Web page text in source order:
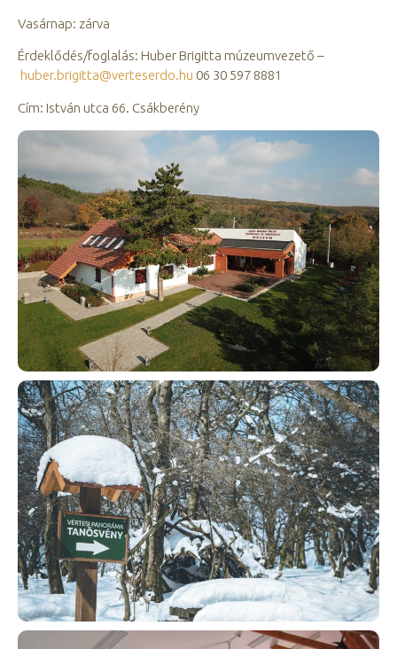
Vasárnap: zárva
Érdeklődés/foglalás: Huber Brigitta múzeumvezető –
huber.brigitta@verteserdo.hu 06 30 597 8881
Cím: István utca 66. Csákberény